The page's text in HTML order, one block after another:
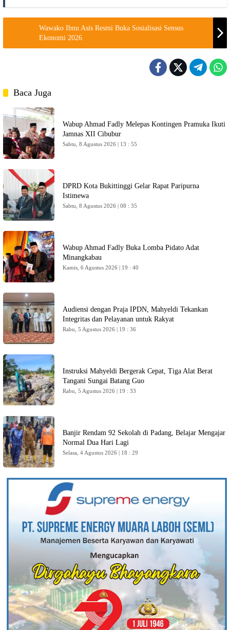
Wawako Ibnu Asis Resmi Buka Sosialisasi Sensus
Ekonomi 2026
Baca Juga
Wabup Ahmad Fadly Melepas Kontingen Pramuka Ikuti
Jamnas XII Cibubur
Sabtu, 8 Agustus 2026 | 13 : 55
DPRD Kota Bukittinggi Gelar Rapat Paripurna
Istimewa
Sabtu, 8 Agustus 2026 | 08 : 35
Wabup Ahmad Fadly Buka Lomba Pidato Adat
Minangkabau
Kamis, 6 Agustus 2026 | 19 : 40
Audiensi dengan Praja IPDN, Mahyeldi Tekankan
Integritas dan Pelayanan untuk Rakyat
Rabu, 5 Agustus 2026 | 19 : 36
Instruksi Mahyeldi Bergerak Cepat, Tiga Alat Berat
Tangani Sungai Batang Guo
Rabu, 5 Agustus 2026 | 19 : 33
Banjir Rendam 92 Sekolah di Padang, Belajar Mengajar
Normal Dua Hari Lagi
Selasa, 4 Agustus 2026 | 18 : 29